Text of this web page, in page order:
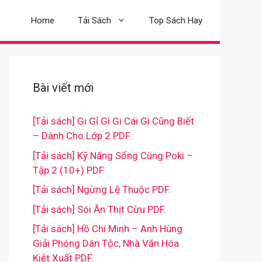
Home Tải Sách Top Sách Hay
Bài viết mới
[Tải sách] Gi Gỉ Gì Gi Cái Gì Cũng Biết
– Dành Cho Lớp 2 PDF.
[Tải sách] Kỹ Năng Sống Cùng Poki –
Tập 2 (10+) PDF.
[Tải sách] Ngừng Lệ Thuộc PDF.
[Tải sách] Sói Ăn Thịt Cừu PDF.
[Tải sách] Hồ Chí Minh – Anh Hùng
Giải Phóng Dân Tộc, Nhà Văn Hóa
Kiệt Xuất PDF.